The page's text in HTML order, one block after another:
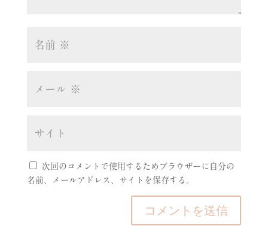
次回のコメントで使用するためブラウザーに自分の
名前、メールアドレス、サイトを保存する。